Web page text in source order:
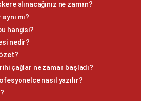
alınacağınız ne zaman?
mı?
hangisi?
nedir?
çağlar ne zaman başladı?
nasıl yazılır?